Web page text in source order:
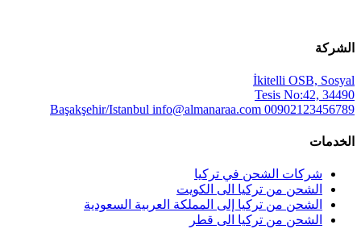
الشركة
İkitelli OSB, Sosyal
Tesis No:42, 34490
Başakşehir/Istanbul info@almanaraa.com 00902123456789
الخدمات
شركات الشحن في تركيا
الشحن من تركيا الى الكويت
الشحن من تركيا إلى المملكة العربية السعودية
الشحن من تركيا الى قطر